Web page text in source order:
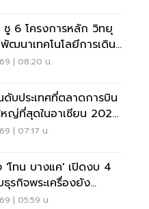
6 โครงการหลัก วิทยุ
ฒนาเทคโนโลยีการเดิน
รบินยุคใหม่
| 08:20 น.
บประเทศที่ตลาดการบิน
ญ่ที่สุดในอาเซียน 2026
ซงไทยแล้ว
| 07:17 น.
'โทน บางแค' เปิดงบ 4
รกิจพระเครื่องยัง
| 05:59 น.